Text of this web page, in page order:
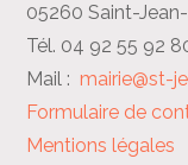
05260 Saint-
Tél. 04 92 55 92
Mail :mairie@st-
Formulaire de
Mentions légales